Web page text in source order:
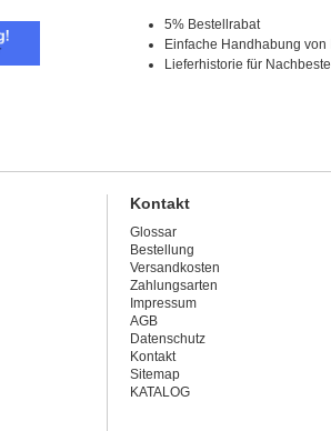
5% Bestellrabat
Einfache Handhabung
Lieferhistorie für
Kontakt
Glossar
Bestellung
Versandkosten
Zahlungsarten
Impressum
AGB
Datenschutz
Kontakt
Sitemap
KATALOG